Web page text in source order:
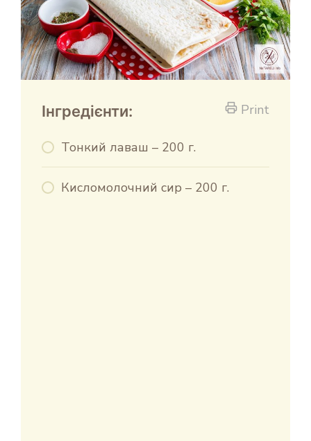
Print
Інгредієнти:
Тонкий лаваш – 200 г.
Кисломолочний сир – 200 г.